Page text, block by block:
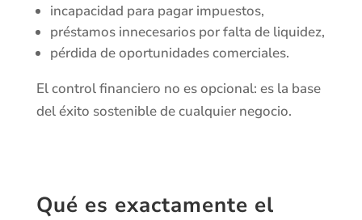
incapacidad para pagar impuestos,
préstamos innecesarios por falta de liquidez,
pérdida de oportunidades comerciales.
El control financiero no es opcional: es la base
del éxito sostenible de cualquier negocio.
Qué es exactamente el